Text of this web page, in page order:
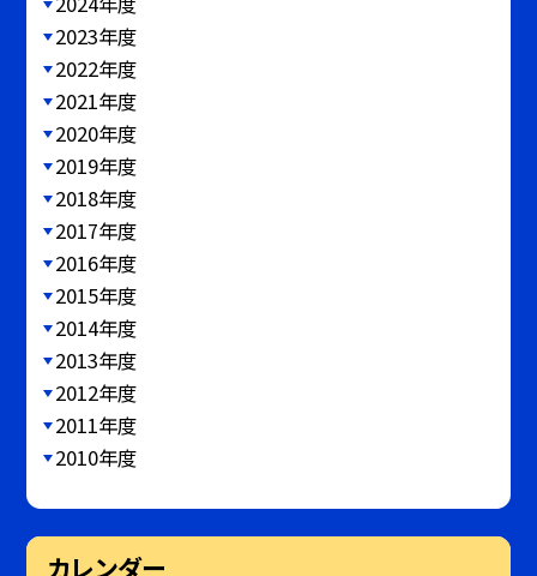
2023年度
2022年度
2021年度
2020年度
2019年度
2018年度
2017年度
2016年度
2015年度
2014年度
2013年度
2012年度
2011年度
2010年度
カレンダー